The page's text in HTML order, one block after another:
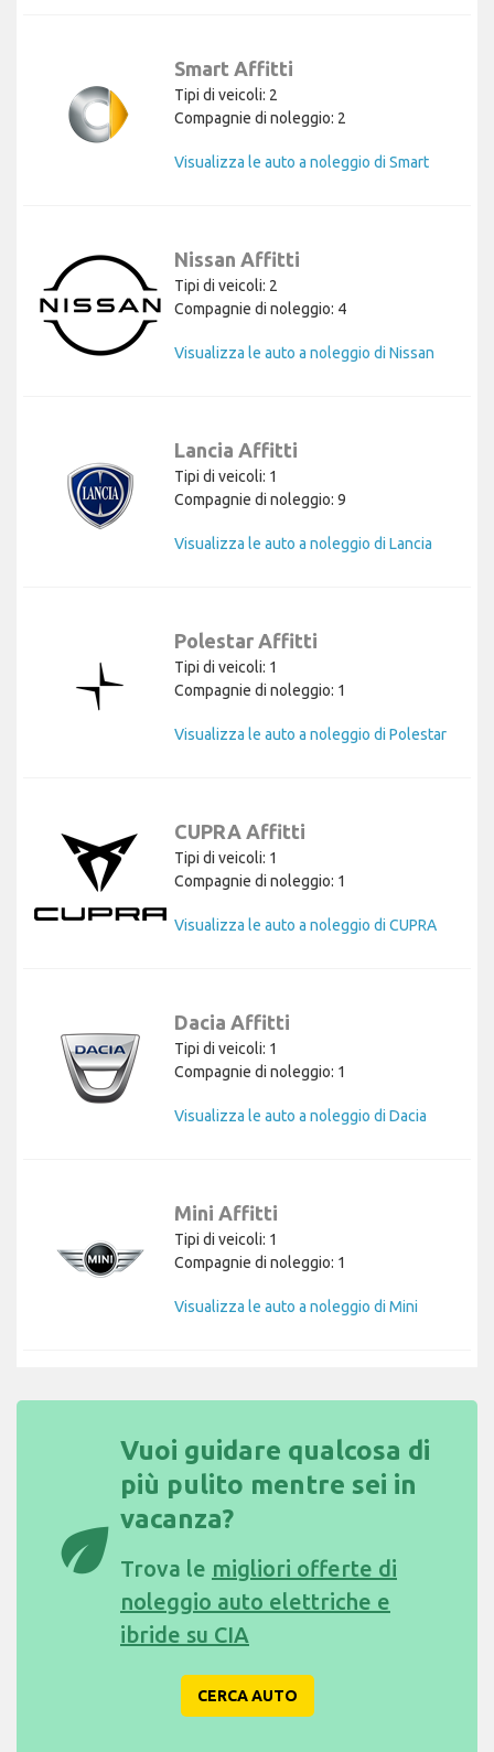
Smart Affitti
Tipi di veicoli: 2
Compagnie di noleggio: 2
Visualizza le auto a noleggio di Smart
Nissan Affitti
Tipi di veicoli: 2
Compagnie di noleggio: 4
Visualizza le auto a noleggio di Nissan
Lancia Affitti
Tipi di veicoli: 1
Compagnie di noleggio: 9
Visualizza le auto a noleggio di Lancia
Polestar Affitti
Tipi di veicoli: 1
Compagnie di noleggio: 1
Visualizza le auto a noleggio di Polestar
CUPRA Affitti
Tipi di veicoli: 1
Compagnie di noleggio: 1
Visualizza le auto a noleggio di CUPRA
Dacia Affitti
Tipi di veicoli: 1
Compagnie di noleggio: 1
Visualizza le auto a noleggio di Dacia
Mini Affitti
Tipi di veicoli: 1
Compagnie di noleggio: 1
Visualizza le auto a noleggio di Mini
eco
Vuoi guidare qualcosa di
più pulito mentre sei in
vacanza?
Trova le migliori offerte di
noleggio auto elettriche e
ibride su CIA
CERCA AUTO